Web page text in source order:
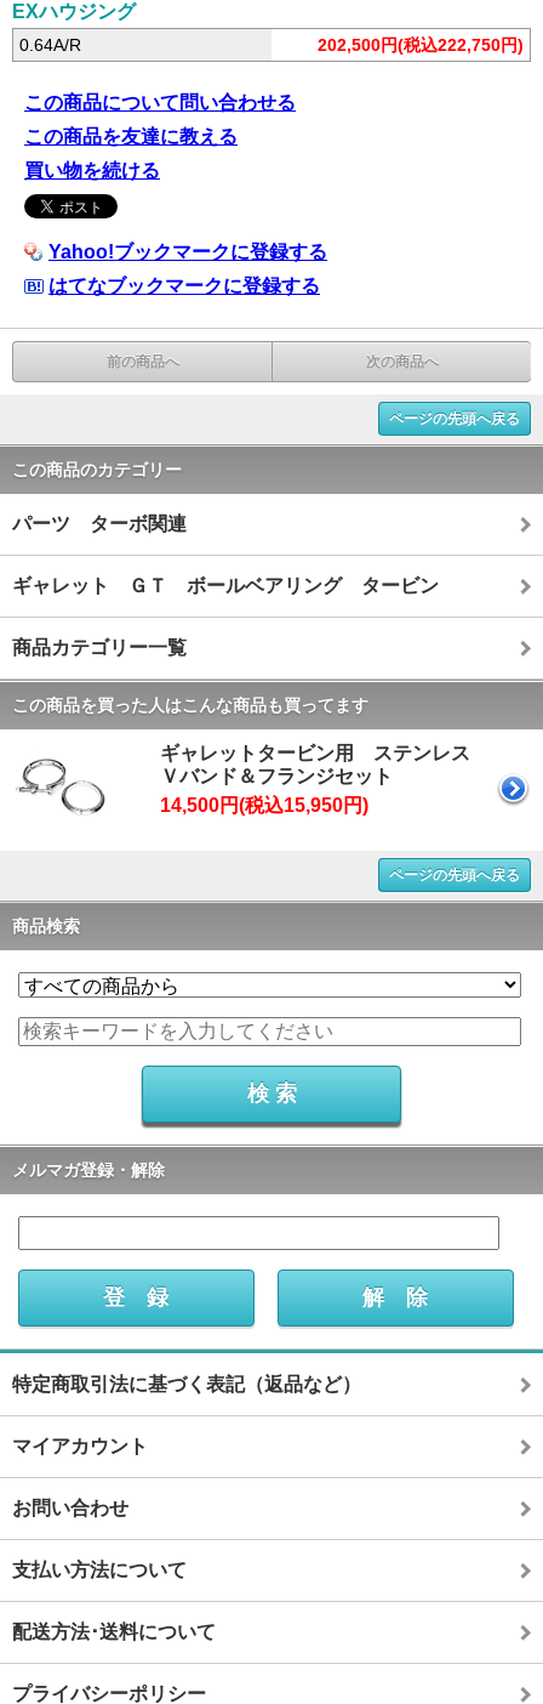
EXハウジング
0.64A/R 202,500円(税込222,750円)
この商品について問い合わせる
この商品を友達に教える
買い物を続ける
Yahoo!ブックマークに登録する
はてなブックマークに登録する
前の商品へ 次の商品へ
ページの先頭へ戻る
この商品のカテゴリー
パーツ ターボ関連
ギャレット ＧＴ ボールベアリング タービン
商品カテゴリー一覧
この商品を買った人はこんな商品も買ってます
ギャレットタービン用 ステンレス
Ｖバンド＆フランジセット
14,500円(税込15,950円)
ページの先頭へ戻る
商品検索
メルマガ登録・解除
特定商取引法に基づく表記（返品など）
マイアカウント
お問い合わせ
支払い方法について
配送方法･送料について
プライバシーポリシー